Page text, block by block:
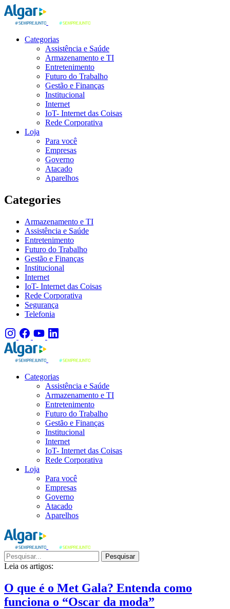
Categorias
Assistência e Saúde
Armazenamento e TI
Entretenimento
Futuro do Trabalho
Gestão e Finanças
Institucional
Internet
IoT- Internet das Coisas
Rede Corporativa
Loja
Para você
Empresas
Governo
Atacado
Aparelhos
Categories
Armazenamento e TI
Assistência e Saúde
Entretenimento
Futuro do Trabalho
Gestão e Finanças
Institucional
Internet
IoT- Internet das Coisas
Rede Corporativa
Segurança
Telefonia
Categorias
Assistência e Saúde
Armazenamento e TI
Entretenimento
Futuro do Trabalho
Gestão e Finanças
Institucional
Internet
IoT- Internet das Coisas
Rede Corporativa
Loja
Para você
Empresas
Governo
Atacado
Aparelhos
Pesquisar
Leia os artigos:
O que é o Met Gala? Entenda como
funciona o “Oscar da moda”